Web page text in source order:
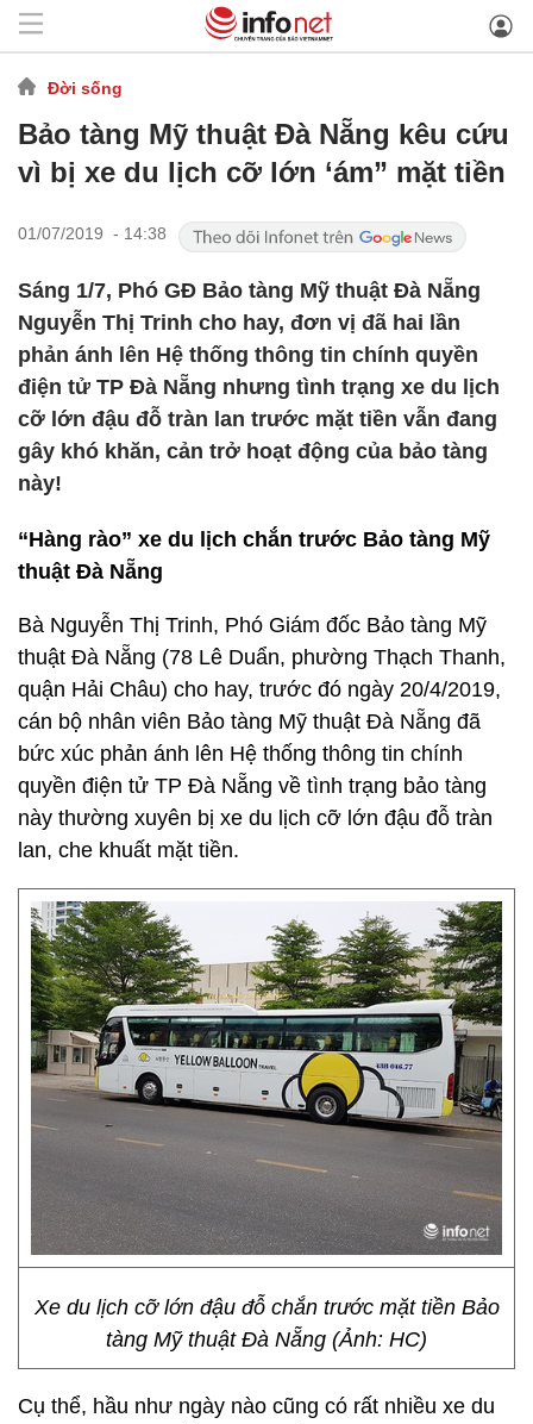
Đời sống
Bảo tàng Mỹ thuật Đà Nẵng kêu cứu
vì bị xe du lịch cỡ lớn ‘ám” mặt tiền
01/07/2019 - 14:38
Sáng 1/7, Phó GĐ Bảo tàng Mỹ thuật Đà Nẵng
Nguyễn Thị Trinh cho hay, đơn vị đã hai lần
phản ánh lên Hệ thống thông tin chính quyền
điện tử TP Đà Nẵng nhưng tình trạng xe du lịch
cỡ lớn đậu đỗ tràn lan trước mặt tiền vẫn đang
gây khó khăn, cản trở hoạt động của bảo tàng
này!
“Hàng rào” xe du lịch chắn trước Bảo tàng Mỹ
thuật Đà Nẵng
Bà Nguyễn Thị Trinh, Phó Giám đốc Bảo tàng Mỹ
thuật Đà Nẵng (78 Lê Duẩn, phường Thạch Thanh,
quận Hải Châu) cho hay, trước đó ngày 20/4/2019,
cán bộ nhân viên Bảo tàng Mỹ thuật Đà Nẵng đã
bức xúc phản ánh lên Hệ thống thông tin chính
quyền điện tử TP Đà Nẵng về tình trạng bảo tàng
này thường xuyên bị xe du lịch cỡ lớn đậu đỗ tràn
lan, che khuất mặt tiền.
Xe du lịch cỡ lớn đậu đỗ chắn trước mặt tiền Bảo
tàng Mỹ thuật Đà Nẵng (Ảnh: HC)
Cụ thể, hầu như ngày nào cũng có rất nhiều xe du